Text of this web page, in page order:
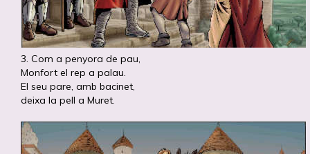
3. Com a penyora de pau,
Monfort el rep a palau.
El seu pare, amb bacinet,
deixa la pell a Muret.